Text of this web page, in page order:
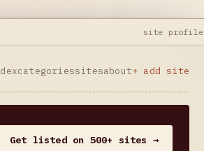
site profile
categoriessitesabout+ add site
Get listed on 500+ sites →